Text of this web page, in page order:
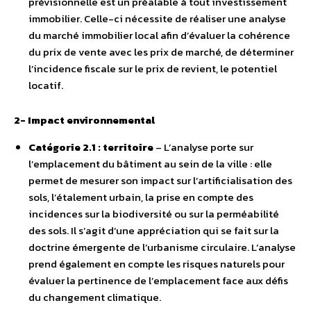
immobilier. Celle-ci nécessite de réaliser une analyse
du marché immobilier local afin d’évaluer la cohérence
du prix de vente avec les prix de marché, de déterminer
l’incidence fiscale sur le prix de revient, le potentiel
locatif.
2- Impact environnemental
Catégorie 2.1 : territoire– L’analyse porte sur
l’emplacement du bâtiment au sein de la ville : elle
permet de mesurer son impact sur l’artificialisation des
sols, l’étalement urbain, la prise en compte des
incidences sur la biodiversité ou sur la perméabilité
des sols. Il s’agit d’une appréciation qui se fait sur la
doctrine émergente de l’urbanisme circulaire. L’analyse
prend également en compte les risques naturels pour
évaluer la pertinence de l’emplacement face aux défis
du changement climatique.